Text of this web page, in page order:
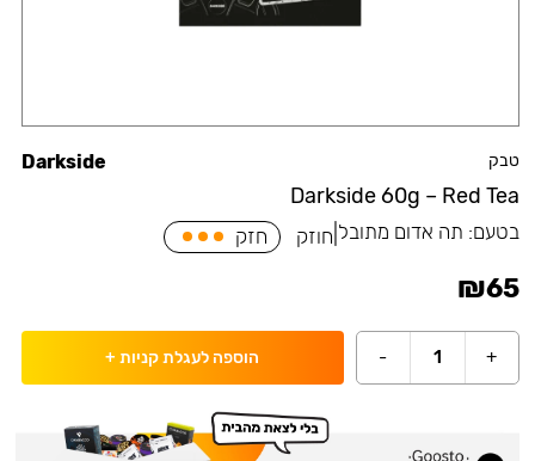
טבק
Darkside 60g – Red Tea
Darkside
בטעם: תה אדום מתובל חוזק חזק
₪65
+
1
- הוספה לעגלת קניות +